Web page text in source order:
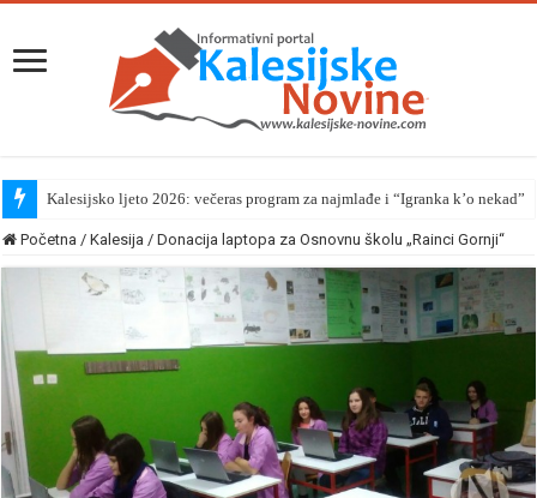
Kalesijsko ljeto 2026: večeras program za najmlađe i “Igranka k’o nekad”
Početna / Kalesija / Donacija laptopa za Osnovnu školu „Rainci Gornji“